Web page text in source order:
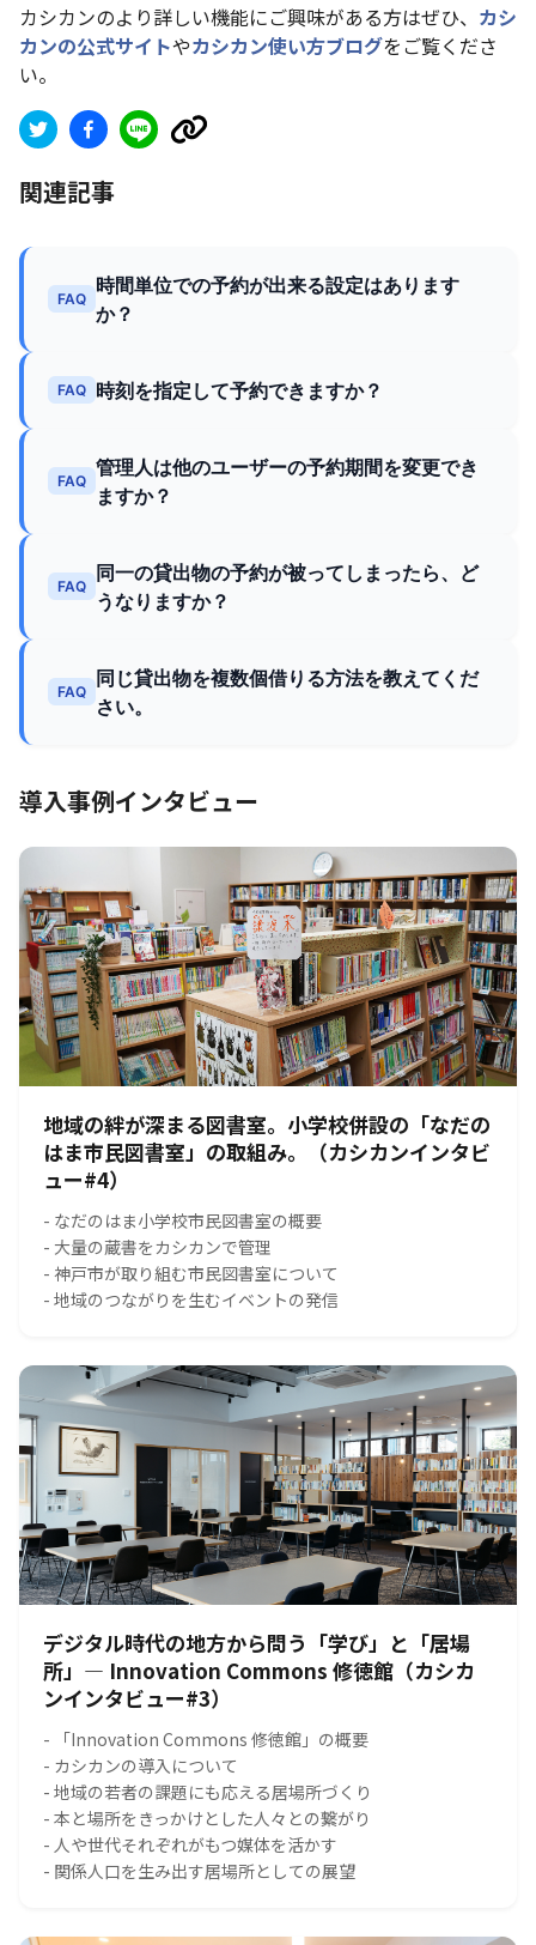
カシカンのより詳しい機能にご興味がある方はぜひ、 カシ
カンの公式サイトやカシカン使い方ブログをご覧くださ
い。
関連記事
FAQ
時間単位での予約が出来る設定はあります
か？
FAQ 時刻を指定して予約できますか？
FAQ
管理人は他のユーザーの予約期間を変更でき
ますか？
FAQ
同一の貸出物の予約が被ってしまったら、ど
うなりますか？
FAQ
同じ貸出物を複数個借りる方法を教えてくだ
さい。
導入事例インタビュー
地域の絆が深まる図書室。小学校併設の「なだの
はま市民図書室」の取組み。（カシカンインタビ
ュー#4）
- なだのはま小学校市民図書室の概要
- 大量の蔵書をカシカンで管理
- 神戸市が取り組む市民図書室について
- 地域のつながりを生むイベントの発信
デジタル時代の地方から問う「学び」と「居場
所」― Innovation Commons 修徳館（カシカ
ンインタビュー#3）
- 「Innovation Commons 修徳館」の概要
- カシカンの導入について
- 地域の若者の課題にも応える居場所づくり
- 本と場所をきっかけとした人々との繋がり
- 人や世代それぞれがもつ媒体を活かす
- 関係人口を生み出す居場所としての展望